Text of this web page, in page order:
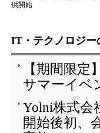
供開始
IT・テクノロジー
【期間限
サマーイベ
Yolni株式会
開始後初、